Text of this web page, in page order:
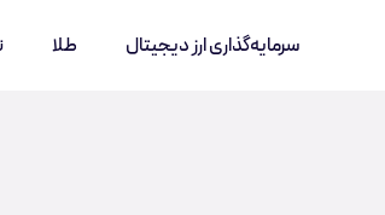
سرمایه‌گذاری ارز دیجیتال طلا